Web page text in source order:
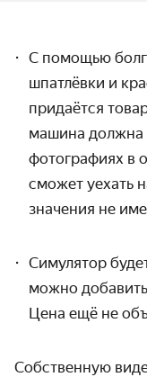
С помощью
шпатлёвки и
придаётся
машина должна
фотографиях в
сможет уехать
значения не
Симулятор
можно
Цена ещё не
Собственную